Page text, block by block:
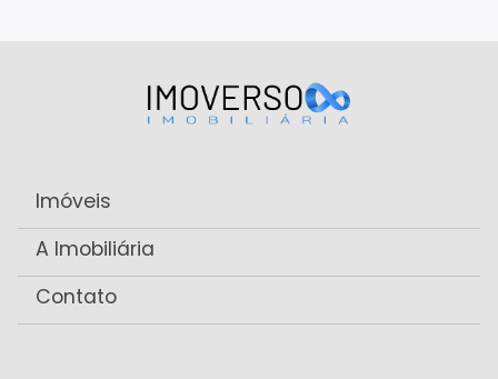
Imóveis
A Imobiliária
Contato